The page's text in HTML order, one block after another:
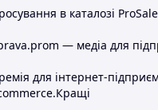
в каталозі ProSale
— медіа для
для інтернет-